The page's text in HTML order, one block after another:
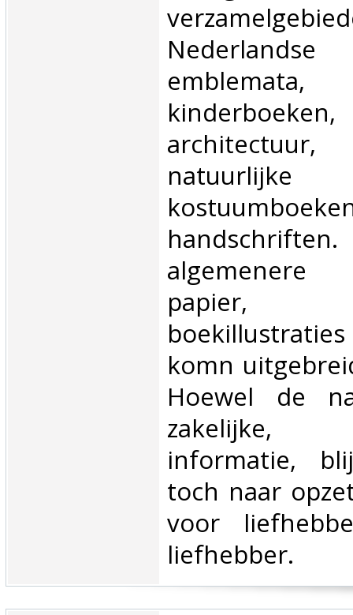
emblemata,
architectuur,
papier,
komn
Hoewel de
zakelijke,
informatie,
toch naar
voor
liefhebber.‎